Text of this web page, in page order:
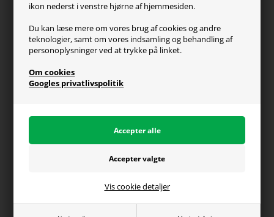
ikon nederst i venstre hjørne af hjemmesiden.
Du kan læse mere om vores brug af cookies og andre
teknologier, samt om vores indsamling og behandling af
personoplysninger ved at trykke på linket.
Om cookies
Googles privatlivspolitik
Vis cookie detaljer
Generel info
Om os
Fragt og levering
Du kan altid ringe til os på telefon 98374333